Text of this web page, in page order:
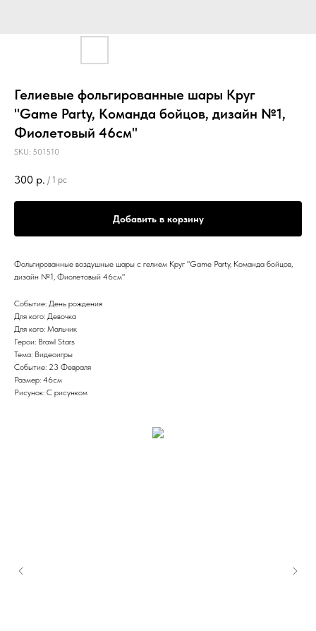
Гелиевые фольгированные шары Круг
"Game Party, Команда бойцов, дизайн №1,
Фиолетовый 46см"
SKU: 501510
300 р. / 1 pc
Добавить в корзину
Фольгированные воздушные шары с гелием Круг "Game Party, Команда бойцов,
дизайн №1, Фиолетовый 46см"
Событие: День рождения
Для кого: Девочка
Для кого: Мальчик
Герои: Brawl Stars
Тема: Видеоигры
Событие: 23 Февраля
Размер: 46см
Рисунок: С рисунком